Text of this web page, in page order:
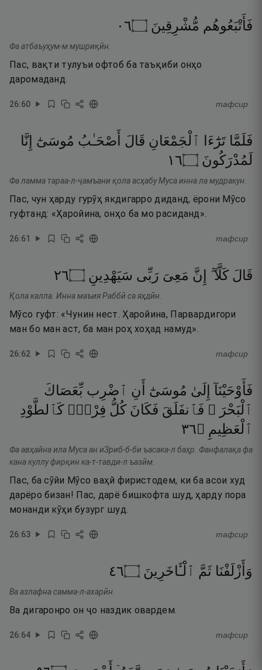
فَأَتْبَعُوهُم مُّشْرِقِينَ ۝٦٠
Фа атбаъуҳум-м мушриқӣн.
Пас, вақти тулуъи офтоб ба таъқиби онҳо
даромаданд.
26:60 тафсир
فَلَمَّا تَرَٰٓءَا ٱلْجَمْعَانِ قَالَ أَصْحَـٰبُ مُوسَىٰٓ إِنَّا
لَمُدْرَكُونَ ۝٦١
Фа ламма тараа-л-ҷамъани қола асҳабу Муса инна ла мудракун.
Пас, чун ҳарду гурӯҳ якдигарро диданд, ёрони Мӯсо
гуфтанд: «Ҳаройина, онҳо ба мо расиданд».
26:61 тафсир
قَالَ كَلَّآ ۖ إِنَّ مَعِىَ رَبِّى سَيَهْدِينِ ۝٦٢
Қола калла. Инна маъия Раббӣ са яҳдӣн.
Мӯсо гуфт: «Чунин нест. Ҳаройина, Парвардигори
ман бо ман аст, ба ман роҳ хоҳад намуд».
26:62 тафсир
فَأَوْحَيْنَآ إِلَىٰ مُوسَىٰٓ أَنِ ٱضْرِب بِّعَصَاكَ
ٱلْبَحْرَ ۖ فَٱنفَلَقَ فَكَانَ كُلُّ فِرْقٍۢ كَٱلطَّوْدِ
ٱلْعَظِيمِ ۝٦٣
Фа авҳайна ила Муса ан иЗриб-б-би ъасака-л баҳр. Фанфалақа фа
кана куллу фирқин ка-т-тавди-л ъазӣм.
Пас, ба сӯйи Мӯсо ваҳй фиристодем, ки ба асои худ
дарёро бизан! Пас, дарё бишкофта шуд, ҳарду пора
монанди кӯҳи бузург шуд.
26:63 тафсир
وَأَزْلَفْنَا ثَمَّ ٱلْـَٔاخَرِينَ ۝٦٤
Ва азлафна самма-л-ахарӣн.
Ва дигаронро он ҷо наздик овардем.
26:64 тафсир